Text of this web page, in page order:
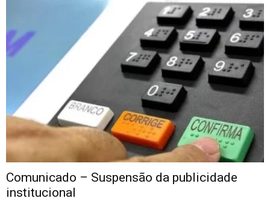
Comunicado – Suspensão da publicidade
institucional